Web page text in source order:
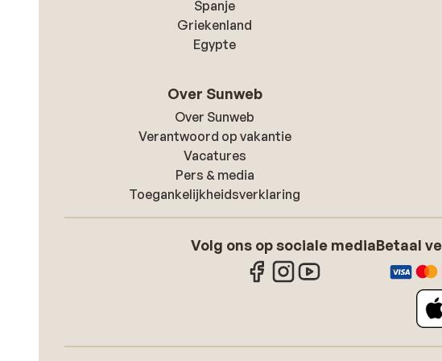
Spanje
Griekenland
Egypte
Over Sunweb
Over Sunweb
Verantwoord op vakantie
Vacatures
Pers & media
Toegankelijkheidsverklaring
Volg ons op sociale mediaBetaal